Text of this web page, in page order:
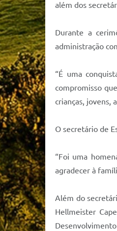
além dos
Durante a
administração
“É uma
compromisso
crianças, jovens,
O secretário de
“Foi uma
agradecer à
Além do
Hellmeister